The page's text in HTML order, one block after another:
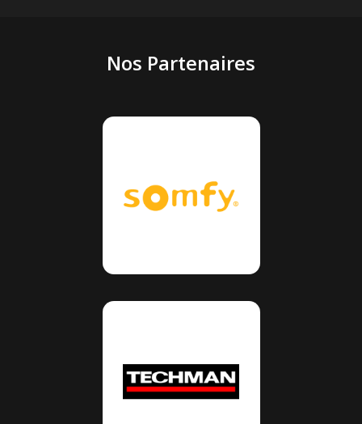
Nos Partenaires